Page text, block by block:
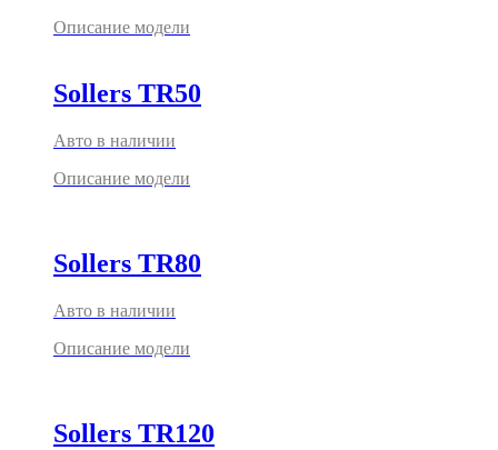
Описание модели
Sollers TR50
Авто в наличии
Описание модели
Sollers TR80
Авто в наличии
Описание модели
Sollers TR120